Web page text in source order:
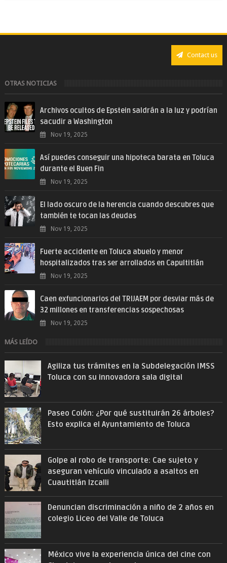
Contact us
OTRAS NOTICIAS
Archivos ocultos de Epstein saldrán a la luz y podrían
sacudir a Washington
Nov 19, 2025
Así puedes conseguir una hipoteca barata en Toluca
durante el Buen Fin
Nov 19, 2025
El lado oscuro de la herencia cuando descubres que
también te tocan las deudas
Nov 19, 2025
Fuerte accidente en Toluca abuelo y menor
hospitalizados tras ser arrollados en Capultitlán
Nov 19, 2025
Caen exfuncionarios del TRIJAEM por desviar más de
32 millones en transferencias sospechosas
Nov 19, 2025
MÁS LEÍDO
Agiliza tus trámites en la Subdelegación IMSS
Toluca con su innovadora sala digital
Paseo Colón: ¿Por qué sustituirán 26 árboles?
Esto explica el Ayuntamiento de Toluca
Golpe al robo de transporte: Cae sujeto y
aseguran vehículo vinculado a asaltos en
Cuautitlán Izcalli
Denuncian discriminación a niño de 2 años en
colegio Liceo del Valle de Toluca
México vive la experiencia única del cine con